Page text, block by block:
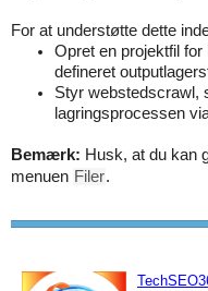
For at understøtte dette
Opret en projektfil
defineret
Styr webstedscrawl,
lagringsprocessen
Bemærk: Husk, at du kan
menuen Filer.